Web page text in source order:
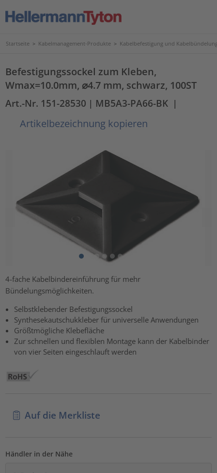
Startseite > Kabelmanagement-Produkte > Kabelbefestigung und
Befestigungssockel zum Kleben,
Wmax=10.0mm, ⌀4.7 mm, schwarz, 100ST
Art.-Nr. 151-28530 | MB5A3-PA66-BK |
Artikelbezeichnung kopieren
4-fache Kabelbindereinführung für mehr
Bündelungsmöglichkeiten.
Selbstklebender Befestigungssockel
Synthesekautschukkleber für universelle Anwendungen
Größtmögliche Klebefläche
Zur schnellen und flexiblen Montage kann der Kabelbinder
von vier Seiten eingeschlauft werden
Auf die Merkliste
Händler in der Nähe